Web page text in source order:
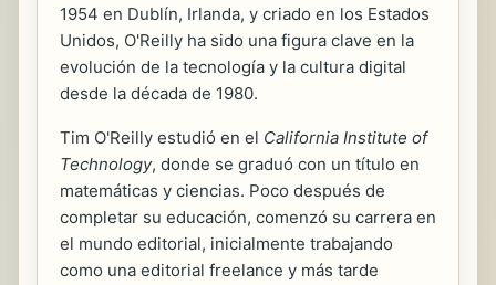
1954 en Dublín, Irlanda, y criado en los Estados
Unidos, O'Reilly ha sido una figura clave en la
evolución de la tecnología y la cultura digital
desde la década de 1980.
Tim O'Reilly estudió en el California Institute of
Technology, donde se graduó con un título en
matemáticas y ciencias. Poco después de
completar su educación, comenzó su carrera en
el mundo editorial, inicialmente trabajando
como una editorial freelance y más tarde